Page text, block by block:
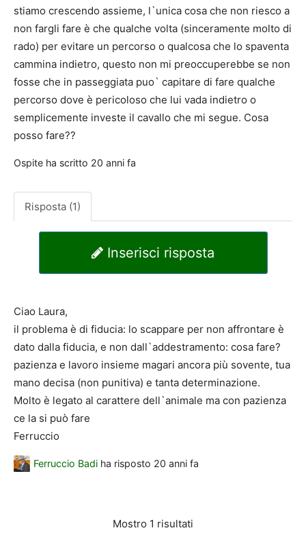
stiamo crescendo assieme, l`unica cosa che non riesco a
non fargli fare è che qualche volta (sinceramente molto di
rado) per evitare un percorso o qualcosa che lo spaventa
cammina indietro, questo non mi preoccuperebbe se non
fosse che in passeggiata puo` capitare di fare qualche
percorso dove è pericoloso che lui vada indietro o
semplicemente investe il cavallo che mi segue. Cosa
posso fare??
Ospite ha scritto 20 anni fa
Risposta (1)
Inserisci risposta
Ciao Laura,
il problema è di fiducia: lo scappare per non affrontare è
dato dalla fiducia, e non dall`addestramento: cosa fare?
pazienza e lavoro insieme magari ancora più sovente, tua
mano decisa (non punitiva) e tanta determinazione.
Molto è legato al carattere dell`animale ma con pazienza
ce la si può fare
Ferruccio
Ferruccio Badi ha risposto 20 anni fa
Mostro 1 risultati